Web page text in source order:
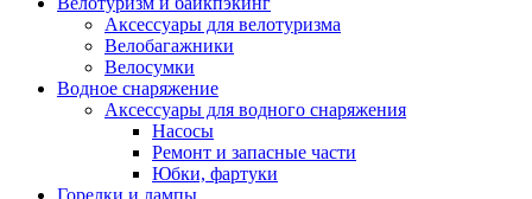
Аксессуары для велотуризма
Велобагажники
Велосумки
Водное снаряжение
Аксессуары для водного снаряжения
Насосы
Ремонт и запасные части
Юбки, фартуки
Горелки и лампы